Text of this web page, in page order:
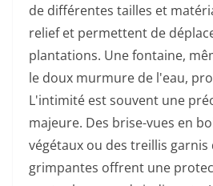
de différentes tailles et
relief et permettent de
plantations. Une fontaine,
le doux murmure de l'eau,
L'intimité est souvent une
majeure. Des brise-vues en
végétaux ou des treillis garnis
grimpantes offrent une